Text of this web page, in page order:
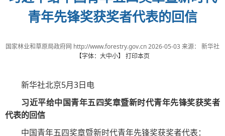
青年先锋奖获奖者代表的回信
国家林业和草原局政府网 http://www.forestry.gov.cn2026-05-03 来源： 新华社
【字体： 大中小】 打印本页
新华社北京5月3日电
习近平给中国青年五四奖章暨新时代青年先锋奖获奖者
代表的回信
中国青年五四奖章暨新时代青年先锋奖获奖者代表：